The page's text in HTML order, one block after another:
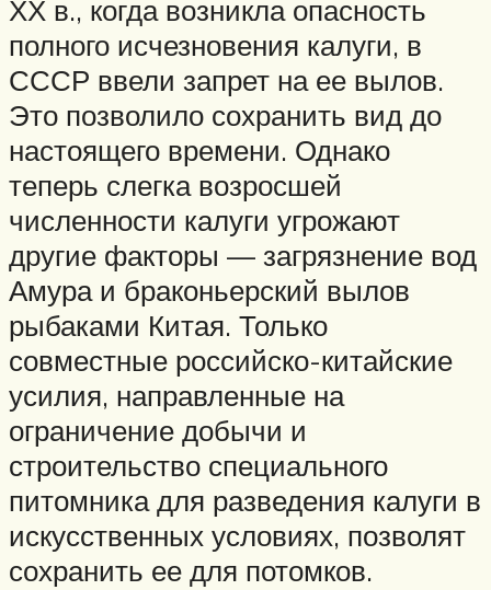
ХХ в., когда возникла опасность
полного исчезновения калуги, в
СССР ввели запрет на ее вылов.
Это позволило сохранить вид до
настоящего времени. Однако
теперь слегка возросшей
численности калуги угрожают
другие факторы — загрязнение вод
Амура и браконьерский вылов
рыбаками Китая. Только
совместные российско-китайские
усилия, направленные на
ограничение добычи и
строительство специального
питомника для разведения калуги в
искусственных условиях, позволят
сохранить ее для потомков.